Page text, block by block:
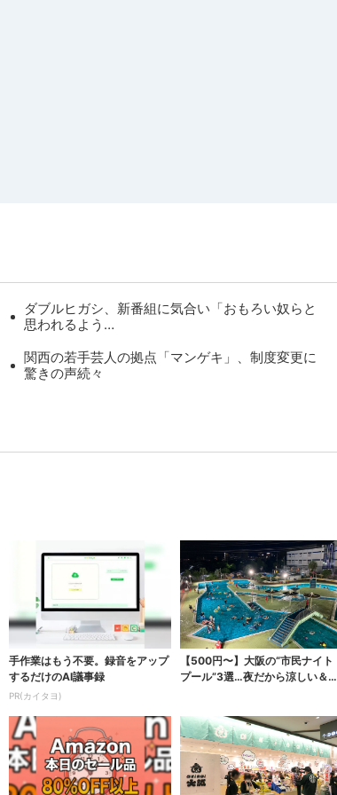
ダブルヒガシ、新番組に気合い「おもろい奴らと
思われるよう…
関西の若手芸人の拠点「マンゲキ」、制度変更に
驚きの声続々
手作業はもう不要。録音をアップ
するだけのAI議事録
PR(カイタヨ)
【500円〜】大阪の“市民ナイト
プール”3選…夜だから涼しい＆コ